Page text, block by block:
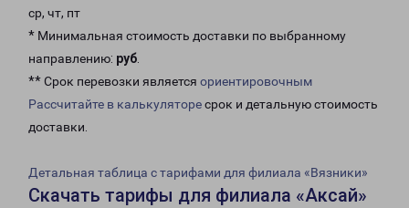
ср, чт, пт
* Минимальная стоимость доставки по выбранному
направлению: руб.
** Срок перевозки является ориентировочным
Рассчитайте в калькуляторесрок и детальную стоимость
доставки.
Детальная таблица с тарифами для филиала «Вязники»
Скачать тарифы для филиала «Аксай»